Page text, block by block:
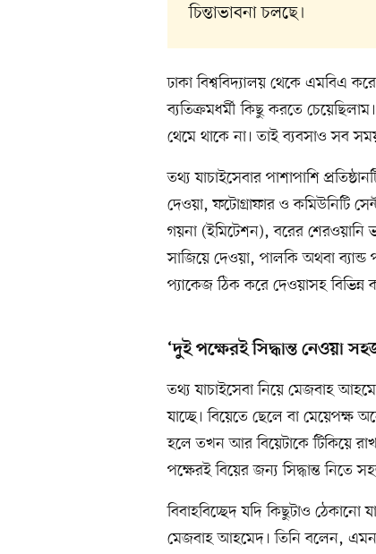
চিন্তাভাবনা চলছে।
ঢাকা বিশ্ববিদ্যালয় থেকে এমবিএ
ব্যতিক্রমধর্মী কিছু করতে
থেমে থাকে না। তাই ব্যবসাও সব
তথ্য যাচাইসেবার পাশাপাশি
দেওয়া, ফটোগ্রাফার ও কমিউনিটি
গয়না (ইমিটেশন), বরের শেরওয়ানি
সাজিয়ে দেওয়া, পালকি অথবা
প্যাকেজ ঠিক করে দেওয়াসহ বিভিন্ন
‘দুই পক্ষেরই সিদ্ধান্ত নেওয়া
তথ্য যাচাইসেবা নিয়ে মেজবাহ
যাচ্ছে। বিয়েতে ছেলে বা
হলে তখন আর বিয়েটাকে টিকিয়ে
পক্ষেরই বিয়ের জন্য সিদ্ধান্ত নিতে
বিবাহবিচ্ছেদ যদি কিছুটাও
মেজবাহ আহমেদ। তিনি বলেন,